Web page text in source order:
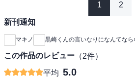
1 2
新刊通知
マキノ 黒崎くんの言いなりになんてなら
この作品のレビュー （2件）
平均 5.0